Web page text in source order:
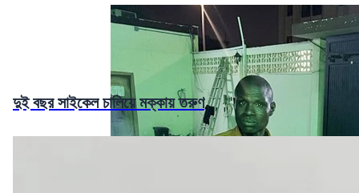
দুই বছর সাইকেল চালিয়ে মক্কায় তরুণ